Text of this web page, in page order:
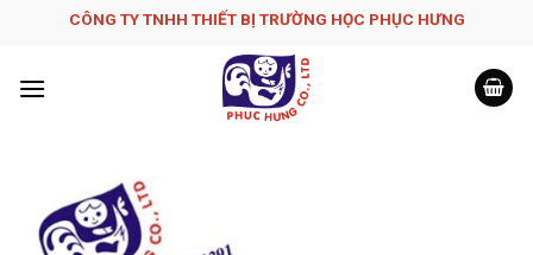
CÔNG TY TNHH THIẾT BỊ TRƯỜNG HỌC PHỤC H­ƯNG